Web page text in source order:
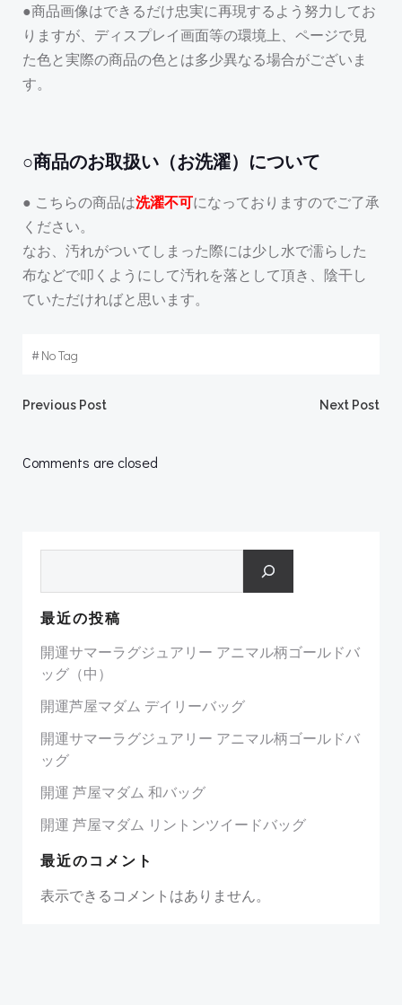
●商品画像はできるだけ忠実に再現するよう努力してお
りますが、ディスプレイ画面等の環境上、ページで見
た色と実際の商品の色とは多少異なる場合がございま
す。
○商品のお取扱い（お洗濯）について
● こちらの商品は洗濯不可になっておりますのでご了承
ください。
なお、汚れがついてしまった際には少し水で濡らした
布などで叩くようにして汚れを落として頂き、陰干し
ていただければと思います。
#No Tag
Post
navigation
Previous Post Next Post
Comments are closed
最近の投稿
開運サマーラグジュアリー アニマル柄ゴールドバ
ッグ（中）
開運芦屋マダム デイリーバッグ
開運サマーラグジュアリー アニマル柄ゴールドバ
ッグ
開運 芦屋マダム 和バッグ
開運 芦屋マダム リントンツイードバッグ
最近のコメント
表示できるコメントはありません。